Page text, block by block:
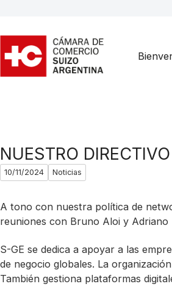
NUESTRO
10/11/2024 Noticias
A tono con nuestra política de
reuniones con Bruno Aloi y
S-GE se dedica a apoyar a las
de negocio globales. La
También gestiona plataformas